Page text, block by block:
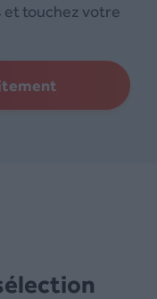
et touchez votre